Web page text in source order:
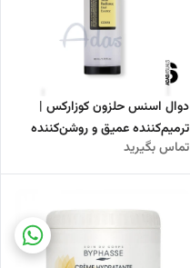
دوال اسنس حلزون کوزارکس |
ترمیم‌کننده عمیق و روشن‌کننده
پوست
تماس بگیرید